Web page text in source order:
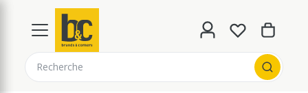
Recherche